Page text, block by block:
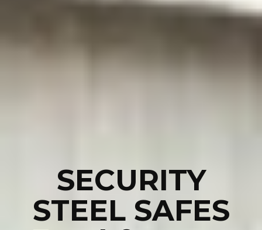
SECURITY
STEEL SAFES